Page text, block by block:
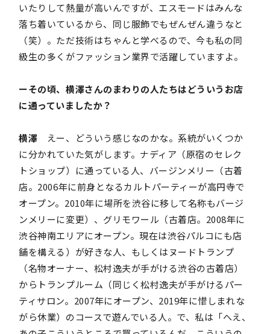
いたりして熱量が高いんですが、エスモードはみんな
落ち着いているから、同じ服飾でもぜんぜん違うなと
（笑）。ただ技術はちゃんと学べるので、今も私の同
級生の多くがファッション業界で活躍していますよ。
ーその頃、横澤さんのまわりの人たちはどういうお店
に通っていましたか？
横澤 えー、どういう感じなのかな。系統がいくつか
に分かれていた気がします。ナディア（原宿のセレク
トショップ）に通っている人、バージンメリー（古着
店。2006年に前身となるカルトパーティーが高円寺で
オープン。2010年に場所を渋谷に移して名称もバージ
ンメリーに変更）、グリモワール（古着店。2008年に
渋谷神南エリアにオープン。現在は渋谷パルコにも店
舗を構える）が好きな人、もしくはヌードトランプ
（名物オーナー、松村逸夫が手がける渋谷の古着店）
からトランプルーム（同じく松村逸夫が手がけるパー
ティサロン。2007年にオープン、2019年に惜しまれな
がら休業）のコースで遊んでいる人。で、私は「へえ、